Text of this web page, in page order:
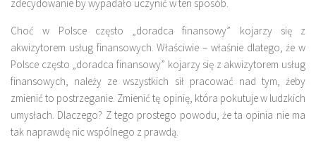
zdecydowanie by wypadało uczynić w ten sposób.
Choć w Polsce często „doradca finansowy” kojarzy się z
akwizytorem usług finansowych. Właściwie – właśnie dlatego, że w
Polsce często „doradca finansowy” kojarzy się z akwizytorem usług
finansowych, należy ze wszystkich sił pracować nad tym, żeby
zmienić to postrzeganie. Zmienić tę opinię, która pokutuje w ludzkich
umysłach. Dlaczego? Z tego prostego powodu, że ta opinia nie ma
tak naprawdę nic wspólnego z prawdą.